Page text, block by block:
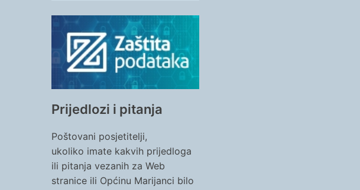
Prijedlozi i pitanja
Poštovani posjetitelji,
ukoliko imate kakvih prijedloga
ili pitanja vezanih za Web
stranice ili Općinu Marijanci bilo